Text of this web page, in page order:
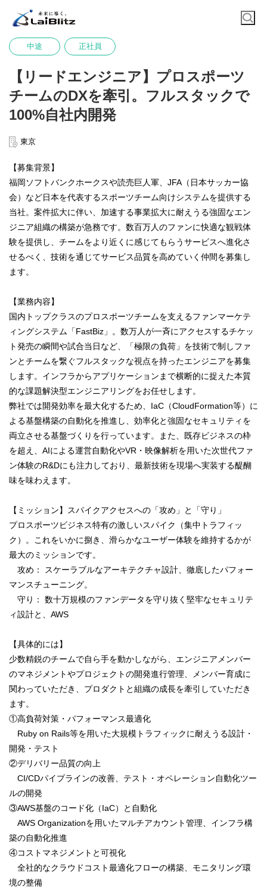
中途 正社員
【リードエンジニア】プロスポーツ
チームのDXを牽引。フルスタックで
100%自社内開発
東京
【募集背景】
福岡ソフトバンクホークスや読売巨人軍、JFA（日本サッカー協
会）など日本を代表するスポーツチーム向けシステムを提供する
当社。案件拡大に伴い、加速する事業拡大に耐えうる強固なエン
ジニア組織の構築が急務です。数百万人のファンに快適な観戦体
験を提供し、チームをより近くに感じてもらうサービスへ進化さ
せるべく、技術を通じてサービス品質を高めていく仲間を募集し
ます。
【業務内容】
国内トップクラスのプロスポーツチームを支えるファンマーケテ
ィングシステム「FastBiz」。数万人が一斉にアクセスするチケッ
ト発売の瞬間や試合当日など、「極限の負荷」を技術で制しファ
ンとチームを繋ぐフルスタックな視点を持ったエンジニアを募集
します。インフラからアプリケーションまで横断的に捉えた本質
的な課題解決型エンジニアリングをお任せします。
弊社では開発効率を最大化するため、IaC（CloudFormation等）に
よる基盤構築の自動化を推進し、効率化と強固なセキュリティを
両立させる基盤づくりを行っています。また、既存ビジネスの枠
を超え、AIによる運営自動化やVR・映像解析を用いた次世代ファ
ン体験のR&Dにも注力しており、最新技術を現場へ実装する醍醐
味を味わえます。
【ミッション】スパイクアクセスへの「攻め」と「守り」
プロスポーツビジネス特有の激しいスパイク（集中トラフィッ
ク）。これをいかに捌き、滑らかなユーザー体験を維持するかが
最大のミッションです。
攻め： スケーラブルなアーキテクチャ設計、徹底したパフォー
マンスチューニング。
守り： 数十万規模のファンデータを守り抜く堅牢なセキュリテ
ィ設計と、AWS
【具体的には】
少数精鋭のチームで自ら手を動かしながら、エンジニアメンバー
のマネジメントやプロジェクトの開発進行管理、メンバー育成に
関わっていただき、プロダクトと組織の成長を牽引していただき
ます。
①高負荷対策・パフォーマンス最適化
Ruby on Rails等を用いた大規模トラフィックに耐えうる設計・
開発・テスト
②デリバリー品質の向上
CI/CDパイプラインの改善、テスト・オペレーション自動化ツー
ルの開発
③AWS基盤のコード化（IaC）と自動化
AWS Organizationを用いたマルチアカウント管理、インフラ構
築の自動化推進
④コストマネジメントと可視化
全社的なクラウドコスト最適化フローの構築、モニタリング環
境の整備